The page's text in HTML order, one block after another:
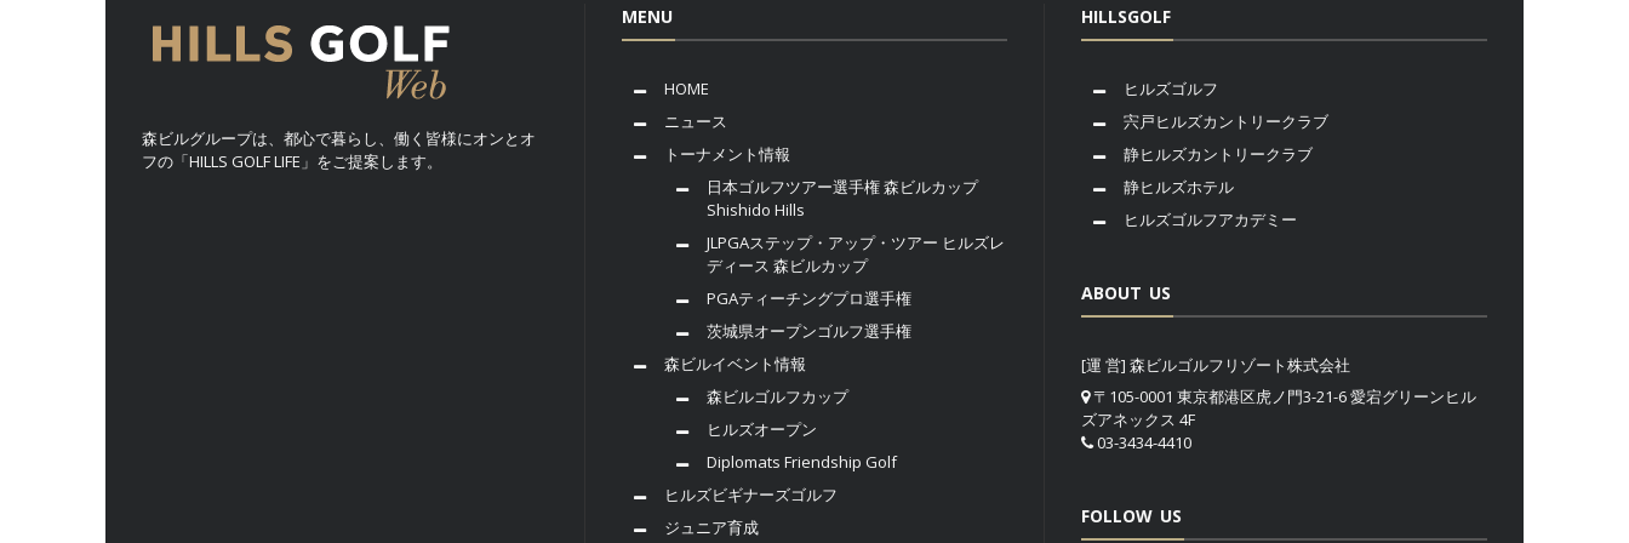
森ビルグループは、都心で暮らし、働く皆様にオンとオ
フの「HILLS GOLF LIFE」をご提案します。
MENU
HOME
ニュース
トーナメント情報
日本ゴルフツアー選手権 森ビルカップ
Shishido Hills
JLPGAステップ・アップ・ツアー ヒルズレ
ディース 森ビルカップ
PGAティーチングプロ選手権
茨城県オープンゴルフ選手権
森ビルイベント情報
森ビルゴルフカップ
ヒルズオープン
Diplomats Friendship Golf
ヒルズビギナーズゴルフ
ジュニア育成
HILLSGOLF
ヒルズゴルフ
宍戸ヒルズカントリークラブ
静ヒルズカントリークラブ
静ヒルズホテル
ヒルズゴルフアカデミー
ABOUT US
[運 営] 森ビルゴルフリゾート株式会社
〒105-0001 東京都港区虎ノ門3-21-6 愛宕グリーンヒル
ズアネックス 4F
03-3434-4410
FOLLOW US